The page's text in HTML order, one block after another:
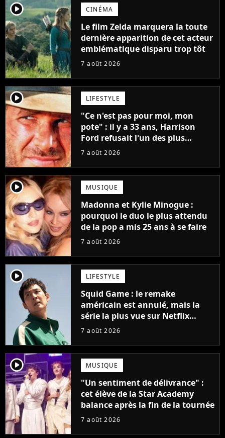
player2 CINÉMA
Le film Zelda marquera la toute
dernière apparition de cet acteur
emblématique disparu trop tôt
7 août 2026
player2 LIFESTYLE
"Ce n'est pas pour moi, mon
pote" : il y a 33 ans, Harrison
Ford refusait l'un des plus
grands succès de tous les temps
7 août 2026
player2 MUSIQUE
Madonna et Kylie Minogue :
pourquoi le duo le plus attendu
de la pop a mis 25 ans à se faire
7 août 2026
player2 LIFESTYLE
Squid Game : le remake
américain est annulé, mais la
série la plus vue sur Netflix
pourrait avoir une version
7 août 2026
player2 MUSIQUE
"Un sentiment de délivrance" :
cet élève de la Star Academy
balance après la fin de la tournée
7 août 2026